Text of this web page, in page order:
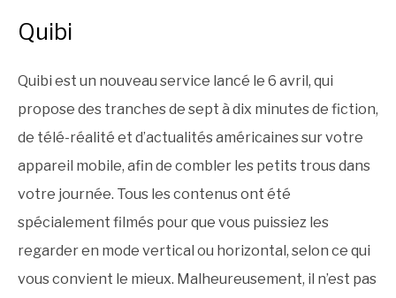
Quibi
Quibi est un nouveau service lancé le 6 avril, qui
propose des tranches de sept à dix minutes de fiction,
de télé-réalité et d’actualités américaines sur votre
appareil mobile, afin de combler les petits trous dans
votre journée. Tous les contenus ont été
spécialement filmés pour que vous puissiez les
regarder en mode vertical ou horizontal, selon ce qui
vous convient le mieux. Malheureusement, il n’est pas